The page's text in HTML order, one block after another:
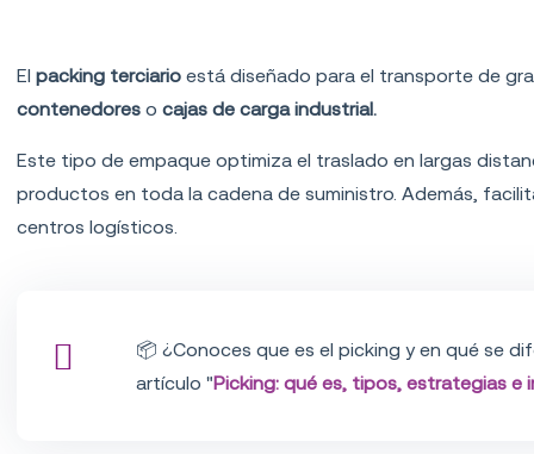
Elpacking terciario está diseñado para el transporte de
contenedores ocajas de carga industrial.
Este tipo de empaque optimiza el traslado en largas
productos en toda la cadena de suministro. Además,
centros logísticos.
📦 ¿Conoces que es el picking y en qué se
artículo "Picking: qué es, tipos, estrategias e